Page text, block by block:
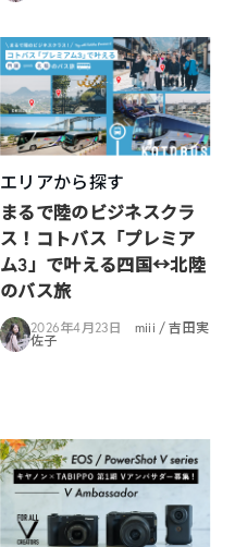
エリアから探す
まるで陸のビジネスクラ
ス！コトバス「プレミア
ム3」で叶える四国↔︎北陸
のバス旅
2026年4月23日
miii / 吉田実
佐子